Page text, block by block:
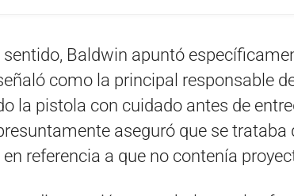
sentido, Baldwin apuntó
como la principal responsable
la pistola con cuidado antes de
aseguró que se trataba
en referencia a que no contenía